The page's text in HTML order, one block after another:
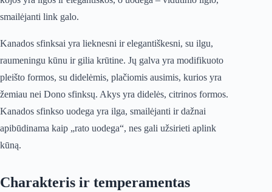
smailėjanti link galo.
Kanados sfinksai yra lieknesni ir elegantiškesni, su ilgu,
raumeningu kūnu ir gilia krūtine. Jų galva yra modifikuoto
pleišto formos, su didelėmis, plačiomis ausimis, kurios yra
žemiau nei Dono sfinksų. Akys yra didelės, citrinos formos.
Kanados sfinkso uodega yra ilga, smailėjanti ir dažnai
apibūdinama kaip „rato uodega“, nes gali užsirieti aplink
kūną.
Charakteris ir temperamentas